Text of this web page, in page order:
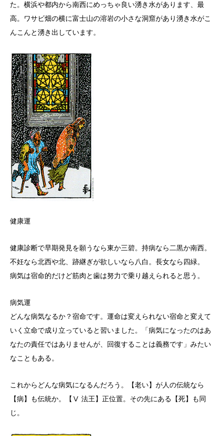
た。横浜や都内から南西にめっちゃ良い湧き水があります、最
高。ワサビ畑の横に富士山の溶岩の小さな洞窟があり湧き水がこ
んこんと湧き出しています。
健康運
健康診断で早期発見を願うなら東か三碧。持病なら二黒か南西。
不妊なら北西や北、跡継ぎが欲しいなら八白。長女なら四緑。
病気は宿命的だけど筋肉と歯は努力で乗り越えられると思う。
病気運
どんな病気なるか？宿命です。運命は変えられない宿命と変えて
いく立命で成り立っていると習いました。「病気になったのはあ
なたの責任ではありませんが、回復することは義務です」みたい
なこともある。
これからどんな病気になるんだろう。【老い】が人の伝統なら
【病】も伝統か。【Ⅴ 法王】正位置。その先にある【死】も同
じ。